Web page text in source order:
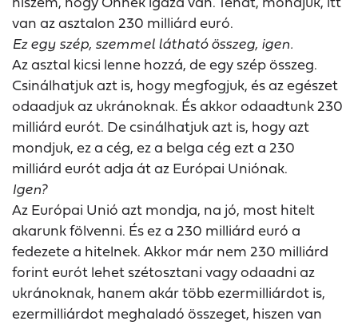
van az asztalon 230 milliárd euró.
Ez egy szép, szemmel látható összeg, igen.
Az asztal kicsi lenne hozzá, de egy szép összeg.
Csinálhatjuk azt is, hogy megfogjuk, és az egészet
odaadjuk az ukránoknak. És akkor odaadtunk 230
milliárd eurót. De csinálhatjuk azt is, hogy azt
mondjuk, ez a cég, ez a belga cég ezt a 230
milliárd eurót adja át az Európai Uniónak.
Igen?
Az Európai Unió azt mondja, na jó, most hitelt
akarunk fölvenni. És ez a 230 milliárd euró a
fedezete a hitelnek. Akkor már nem 230 milliárd
forint eurót lehet szétosztani vagy odaadni az
ukránoknak, hanem akár több ezermilliárdot is,
ezermilliárdot meghaladó összeget, hiszen van